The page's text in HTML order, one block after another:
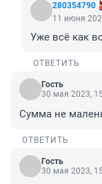
280354790
11 июня
Уже всё как
ОТВЕТИТЬ
Гость
30 мая 2023,
Сумма не
ОТВЕТИТЬ
Гость
30 мая 2023,